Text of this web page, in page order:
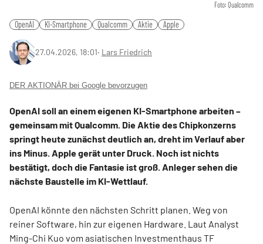
Foto: Qualcomm
OpenAI KI-Smartphone Qualcomm Aktie Apple
27.04.2026, 18:01‧ Lars Friedrich
DER AKTIONÄR bei Google bevorzugen
OpenAI soll an einem eigenen KI-Smartphone arbeiten –
gemeinsam mit Qualcomm. Die Aktie des Chipkonzerns
springt heute zunächst deutlich an, dreht im Verlauf aber
ins Minus. Apple gerät unter Druck. Noch ist nichts
bestätigt, doch die Fantasie ist groß. Anleger sehen die
nächste Baustelle im KI-Wettlauf.
OpenAI könnte den nächsten Schritt planen. Weg von
reiner Software, hin zur eigenen Hardware. Laut Analyst
Ming-Chi Kuo vom asiatischen Investmenthaus TF